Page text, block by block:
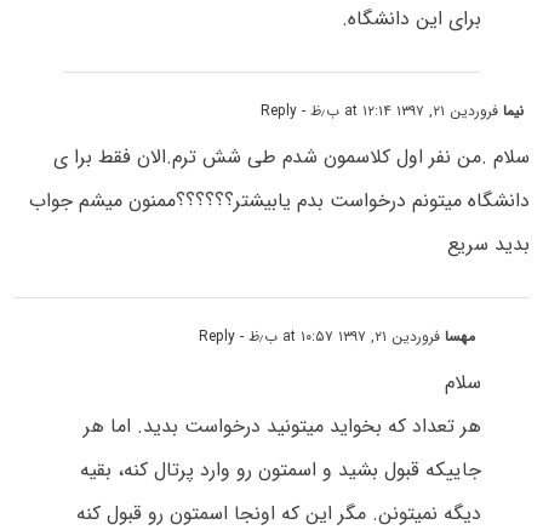
برای این دانشگاه.
نیمافروردین ۲۱, ۱۳۹۷ at ۱۲:۱۴ ب٫ظ - Reply
سلام .من نفر اول کلاسمون شدم طی شش ترم.الان فقط برا ی
دانشگاه میتونم درخواست بدم یابیشتر؟؟؟؟؟؟ممنون میشم جواب
بدید سریع
مهسافروردین ۲۱, ۱۳۹۷ at ۱۰:۵۷ ب٫ظ - Reply
سلام
هر تعداد که بخواید میتونید درخواست بدید. اما هر
جاییکه قبول بشید و اسمتون رو وارد پرتال کنه، بقیه
دیگه نمیتونن. مگر این که اونجا اسمتون رو قبول کنه